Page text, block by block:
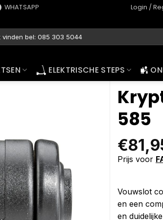
WHATSAPP Login /
ELEKTRISCHE STEPS
585
€
Prijs voor
Vouwslot
en een
en